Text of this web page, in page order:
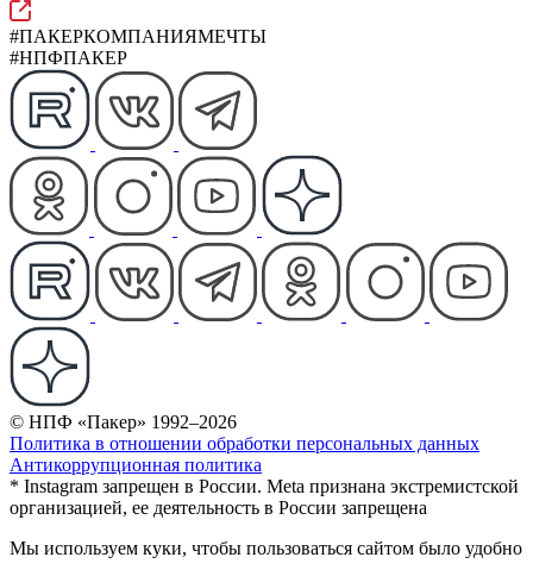
#ПАКЕРКОМПАНИЯМЕЧТЫ
#НПФПАКЕР
© НПФ «Пакер» 1992–2026
Политика в отношении обработки персональных данных
Антикоррупционная политика
* Instagram запрещен в России. Meta признана экстремистской
организацией, ее деятельность в России запрещена
Мы используем куки, чтобы пользоваться сайтом было удобно